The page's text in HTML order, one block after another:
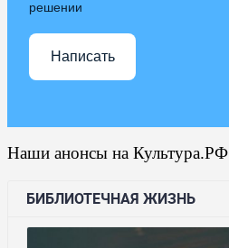
решении
Написать
Наши анонсы на Культура.РФ